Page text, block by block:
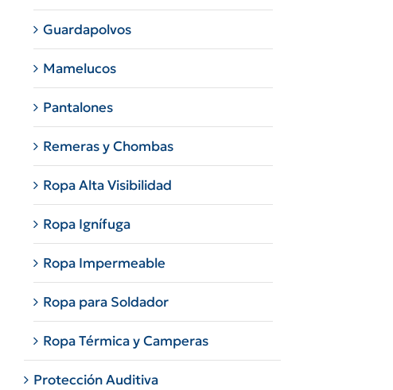
Guardapolvos
Mamelucos
Pantalones
Remeras y Chombas
Ropa Alta Visibilidad
Ropa Ignífuga
Ropa Impermeable
Ropa para Soldador
Ropa Térmica y Camperas
Protección Auditiva